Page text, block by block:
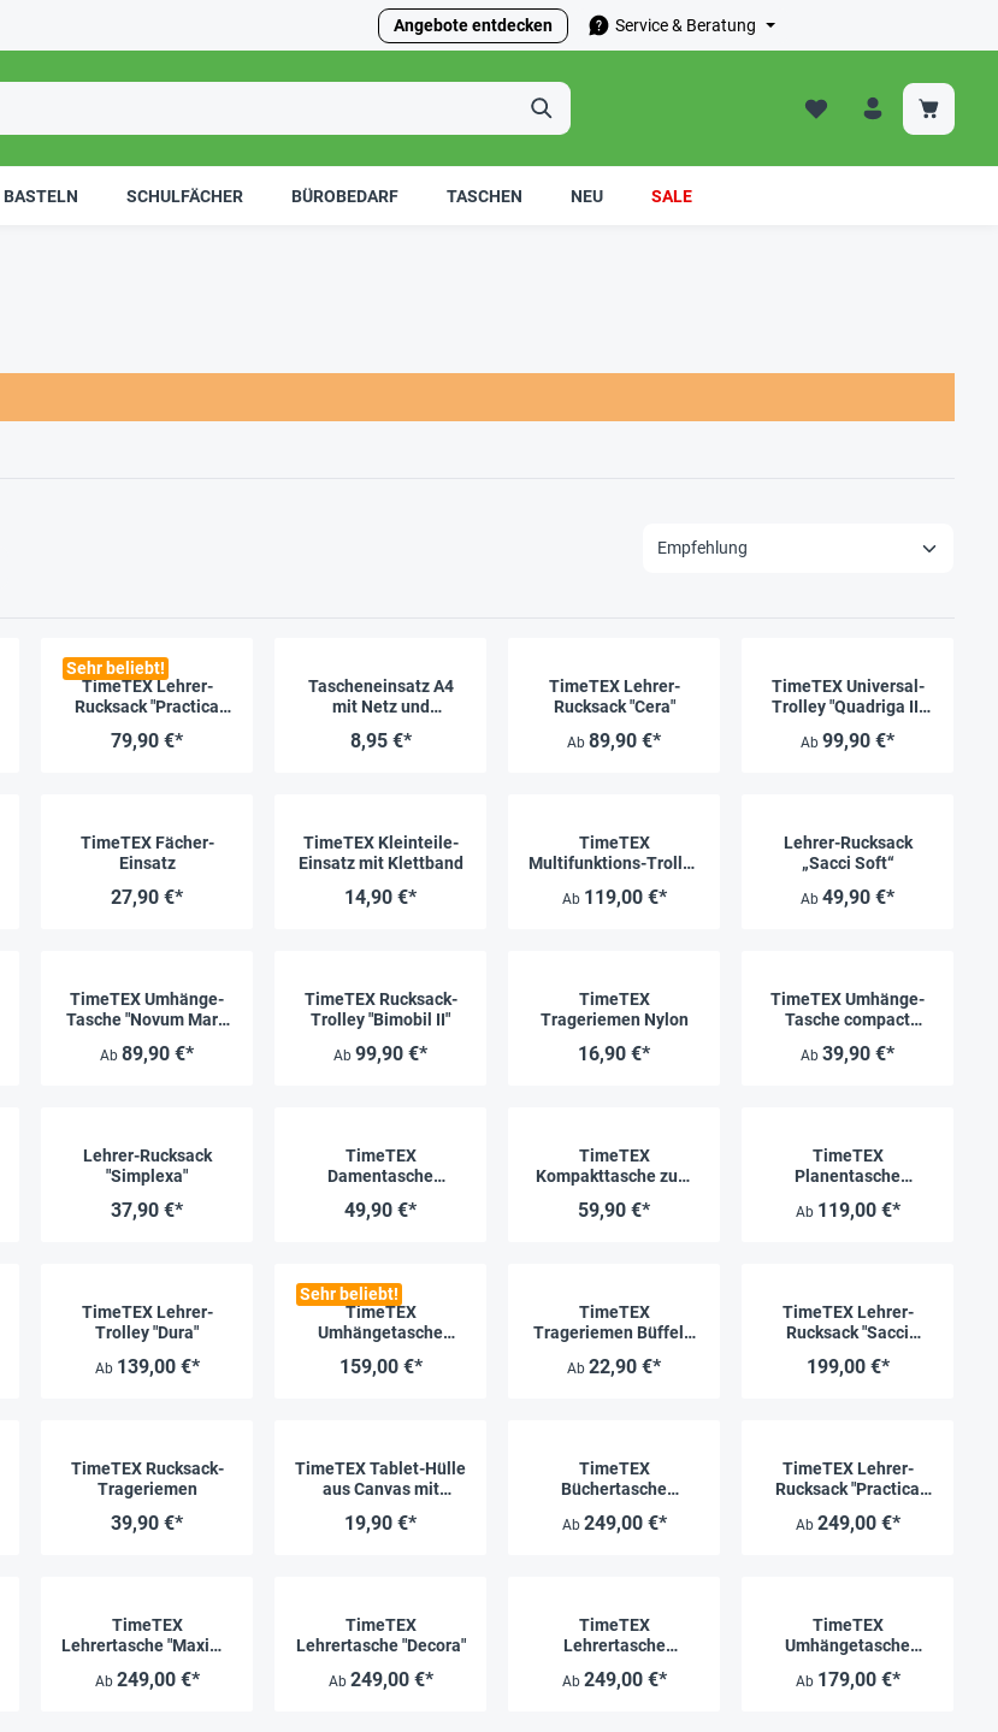
Angebote entdecken Service & Beratung
BASTELN SCHULFÄCHER BÜROBEDARF TASCHEN NEU SALE
Sehr beliebt!
TimeTEX Lehrer-
Rucksack "Practica
79,90 €*
Tascheneinsatz A4
mit Netz und
8,95 €*
TimeTEX Lehrer-
Rucksack "Cera"
Ab 89,90 €*
TimeTEX Universal-
Trolley "Quadriga II"
Ab 99,90 €*
TimeTEX Fächer-
Einsatz
27,90 €*
TimeTEX Kleinteile-
Einsatz mit Klettband
14,90 €*
TimeTEX
Multifunktions-Trolley
Ab 119,00 €*
Lehrer-Rucksack
„Sacci Soft“
Ab 49,90 €*
TimeTEX Umhänge-
Tasche "Novum Mare
Ab 89,90 €*
TimeTEX Rucksack-
Trolley "Bimobil II"
Ab 99,90 €*
TimeTEX
Trageriemen Nylon
16,90 €*
TimeTEX Umhänge-
Tasche compact
Ab 39,90 €*
Lehrer-Rucksack
"Simplexa"
37,90 €*
TimeTEX
Damentasche
49,90 €*
TimeTEX
Kompakttasche zum
59,90 €*
TimeTEX
Planentasche
Ab 119,00 €*
TimeTEX Lehrer-
Trolley "Dura"
Ab 139,00 €*
Sehr beliebt!
TimeTEX
Umhängetasche
159,00 €*
TimeTEX
Trageriemen Büffel-/
Ab 22,90 €*
TimeTEX Lehrer-
Rucksack "Sacci
199,00 €*
TimeTEX Rucksack-
Trageriemen
39,90 €*
TimeTEX Tablet-Hülle
aus Canvas mit
cm
19,90 €*
TimeTEX
Büchertasche
Laptop-Fach
Ab 249,00 €*
TimeTEX Lehrer-
Rucksack "Practica
Ab 249,00 €*
TimeTEX
Lehrertasche "Maxima
Ab 249,00 €*
TimeTEX
Lehrertasche "Decora"
Ab 249,00 €*
TimeTEX
Lehrertasche
Ab 249,00 €*
TimeTEX
Umhängetasche
Ab 179,00 €*